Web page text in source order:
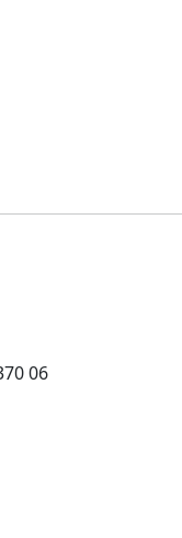
06